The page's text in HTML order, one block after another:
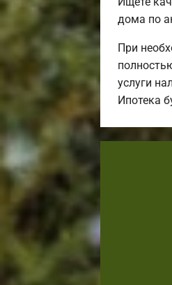
дома по
При
услуги
Ипотека